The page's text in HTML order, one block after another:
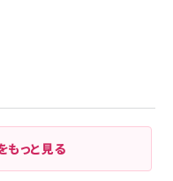
もっと見る